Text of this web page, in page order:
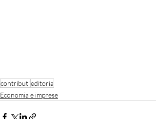
contributieditoria
Economia e imprese